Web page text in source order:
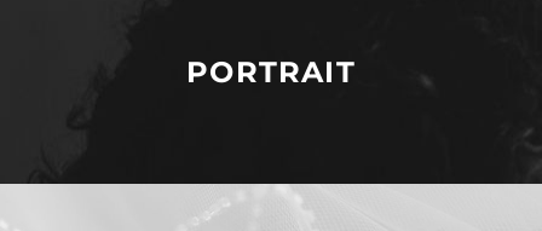
PORTRAIT